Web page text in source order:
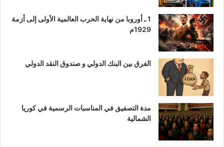
1 ـ أوروبا من نهاية الحرب العالمية الأولى إلى أزمة
1929م
الفرق بين البنك الدولي و صندوق النقد الدولي
مدة التصفيق في المناسبات الرسمية في كوريا
الشمالية